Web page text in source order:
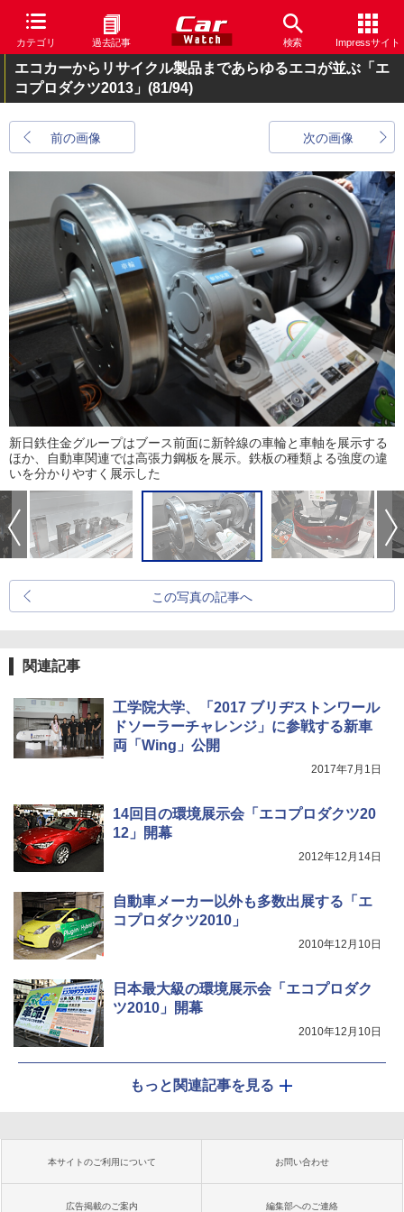
カテゴリ 過去記事 検索 Impressサイト
エコカーからリサイクル製品まであらゆるエコが並ぶ「エ
コプロダクツ2013」 (81/94)
前の画像 次の画像
新日鉄住金グループはブース前面に新幹線の車輪と車軸を展示する
ほか、自動車関連では高張力鋼板を展示。鉄板の種類よる強度の違
いを分かりやすく展示した
この写真の記事へ
関連記事
工学院大学、「2017 ブリヂストンワール
ドソーラーチャレンジ」に参戦する新車
両「Wing」公開
2017年7月1日
14回目の環境展示会「エコプロダクツ20
12」開幕
2012年12月14日
自動車メーカー以外も多数出展する「エ
コプロダクツ2010」
2010年12月10日
日本最大級の環境展示会「エコプロダク
ツ2010」開幕
2010年12月10日
もっと関連記事を見る
本サイトのご利用について お問い合わせ
広告掲載のご案内 編集部へのご連絡